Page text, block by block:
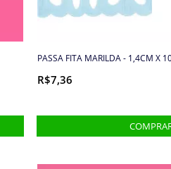
PASSA FITA MARILDA - 1,4CM X
R$7,36